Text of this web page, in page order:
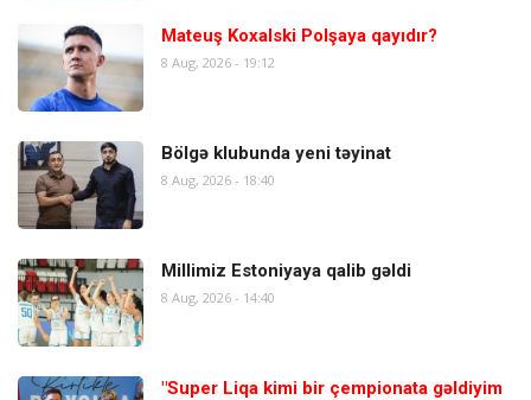
Mateuş Koxalski Polşaya qayıdır?
8 Aug, 2026 - 19:12
Bölgə klubunda yeni təyinat
8 Aug, 2026 - 18:40
Millimiz Estoniyaya qalib gəldi
8 Aug, 2026 - 14:40
"Super Liqa kimi bir çempionata gəldiyim